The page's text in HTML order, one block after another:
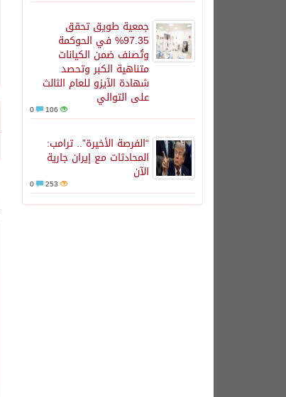
جمعية طويق تحقق
97.35% في الحوكمة
وتُصنف ضمن الكيانات
متناهية الكبر وتحصد
شهادة الآيزو للعام الثالث
على التوالي
106
“الفرصة الأخيرة”.. ترامب:
المحادثات مع إيران جارية
الآن
253